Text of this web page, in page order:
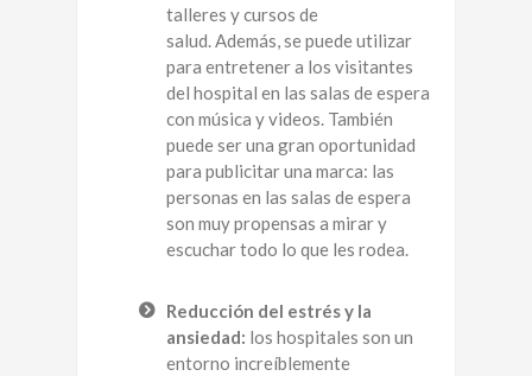
talleres y cursos de
salud. Además, se puede utilizar
para entretener a los visitantes
del hospital en las salas de espera
con música y videos. También
puede ser una gran oportunidad
para publicitar una marca: las
personas en las salas de espera
son muy propensas a mirar y
escuchar todo lo que les rodea.
Reducción del estrés y la
ansiedad: los hospitales son un
entorno increíblemente